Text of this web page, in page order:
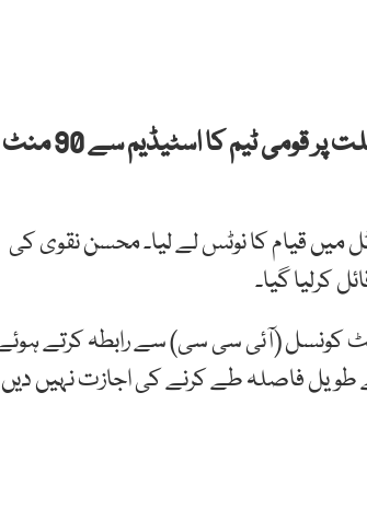
چیئرمین پاکستان کرکٹ بورڈ (پی سی بی) محسن نقوی کی مداخلت پر قومی ٹیم کا اسٹیڈیم سے 90 منٹ
میں قیام کا نوٹس لے لیا۔ محسن نقوی کی
کرلیا گیا۔
کونسل (آئی سی سی) سے رابطہ کرتے
طویل فاصلہ طے کرنے کی اجازت نہیں دیں